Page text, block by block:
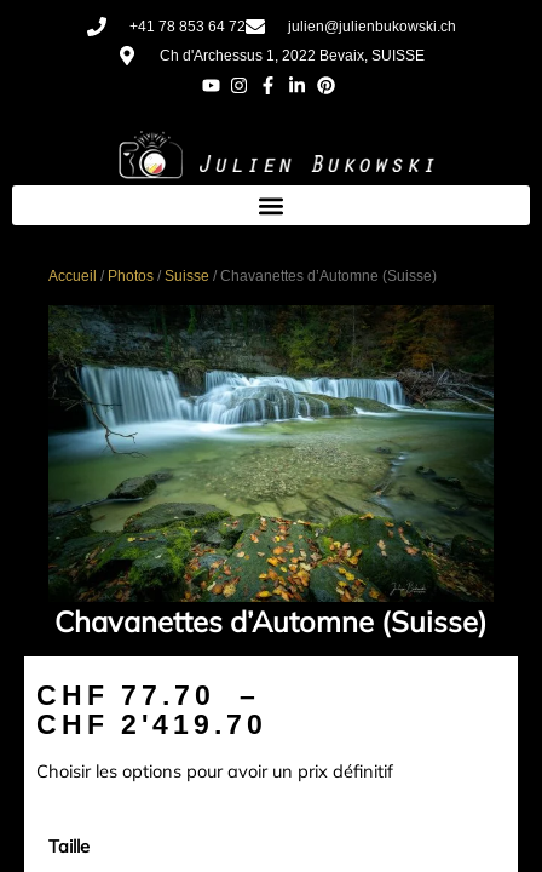
+41 78 853 64 72
julien@julienbukowski.ch
Ch d'Archessus 1, 2022 Bevaix, SUISSE
Accueil / Photos / Suisse / Chavanettes d’Automne (Suisse)
Chavanettes d’Automne (Suisse)
CHF 77.70
–
CHF 2'419.70
CHF 77.70
Choisir les options pour avoir un prix définitif
Taille
de